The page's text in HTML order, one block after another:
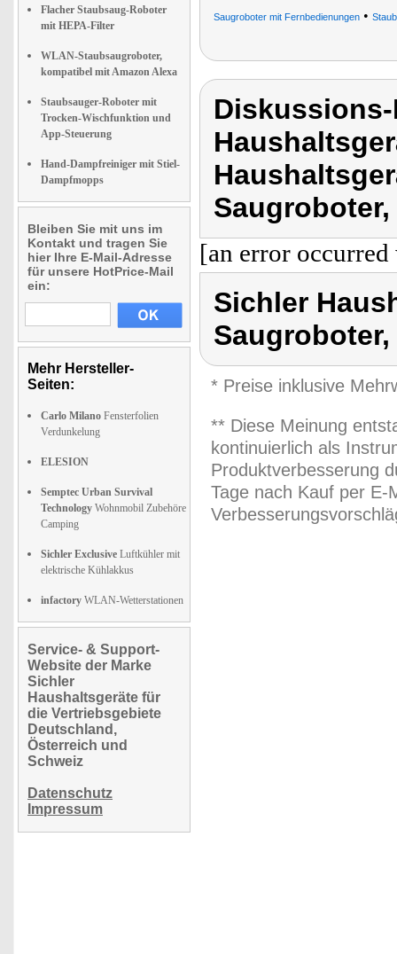
Flacher Staubsaug-Roboter
mit HEPA-Filter
WLAN-Staubsaugroboter,
kompatibel mit Amazon Alexa
Staubsauger-Roboter mit
Trocken-Wischfunktion und
App-Steuerung
Hand-Dampfreiniger mit Stiel-
Dampfmopps
Bleiben Sie mit uns im
Kontakt und tragen Sie
hier Ihre E-Mail-Adresse
für unsere HotPrice-Mail
ein:
Mehr Hersteller-
Seiten:
Carlo Milano Fensterfolien
Verdunkelung
ELESION
Semptec Urban Survival
Technology Wohnmobil Zubehöre
Camping
Sichler Exclusive Luftkühler mit
elektrische Kühlakkus
infactory WLAN-Wetterstationen
Service- & Support-
Website der Marke
Sichler
Haushaltsgeräte für
die Vertriebsgebiete
Deutschland,
Österreich und
Schweiz
Datenschutz
Impressum
Saugroboter mit Fernbedienungen•
[an error
Sichler
* Preise inklusive
** Diese Meinung
kontinuierlich als
Produktverbesserung
Tage nach Kauf per E-